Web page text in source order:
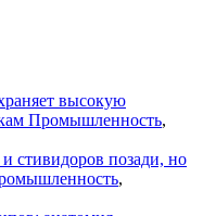
высокую
Промышленность,
стивидоров позади, но
,